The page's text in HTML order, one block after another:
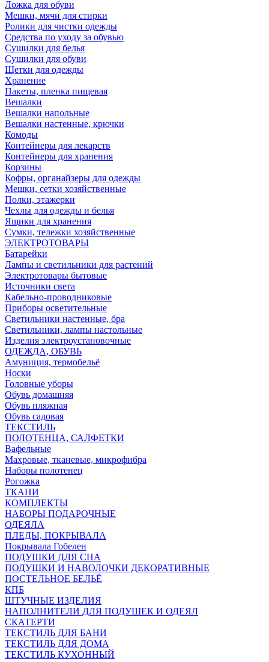
Ложка для обуви
Мешки, мячи для стирки
Ролики для чистки одежды
Средства по уходу за обувью
Сушилки для белья
Сушилки для обуви
Щетки для одежды
Хранение
Пакеты, пленка пищевая
Вешалки
Вешалки напольные
Вешалки настенные, крючки
Комоды
Контейнеры для лекарств
Контейнеры для хранения
Корзины
Кофры, органайзеры для одежды
Мешки, сетки хозяйственные
Полки, этажерки
Чехлы для одежды и белья
Ящики для хранения
Сумки, тележки хозяйственные
ЭЛЕКТРОТОВАРЫ
Батарейки
Лампы и светильники для растений
Электротовары бытовые
Источники света
Кабельно-проводниковые
Приборы осветительные
Светильники настенные, бра
Светильники, лампы настольные
Изделия электроустановочные
ОДЕЖДА, ОБУВЬ
Амуниция, термобельё
Носки
Головные уборы
Обувь домашняя
Обувь пляжная
Обувь садовая
ТЕКСТИЛЬ
ПОЛОТЕНЦА, САЛФЕТКИ
Вафельные
Махровые, тканевые, микрофибра
Наборы полотенец
Рогожка
ТКАНИ
КОМПЛЕКТЫ
НАБОРЫ ПОДАРОЧНЫЕ
ОДЕЯЛА
ПЛЕДЫ, ПОКРЫВАЛА
Покрывала Гобелен
ПОДУШКИ ДЛЯ СНА
ПОДУШКИ И НАВОЛОЧКИ ДЕКОРАТИВНЫЕ
ПОСТЕЛЬНОЕ БЕЛЬЁ
КПБ
ШТУЧНЫЕ ИЗДЕЛИЯ
НАПОЛНИТЕЛИ ДЛЯ ПОДУШЕК И ОДЕЯЛ
СКАТЕРТИ
ТЕКСТИЛЬ ДЛЯ БАНИ
ТЕКСТИЛЬ ДЛЯ ДОМА
ТЕКСТИЛЬ КУХОННЫЙ